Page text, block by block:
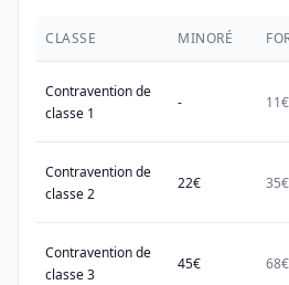
CLASSE MINORÉ
Contravention de
classe 1
- 11€
Contravention de
classe 2
22€ 35€
Contravention de
classe 3
45€ 68€